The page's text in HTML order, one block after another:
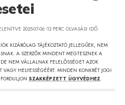
2025-07-06 12 PERC OLVASÁSI IDŐ
KIZÁRÓLAG TÁJÉKOZTATÓ JELLEGŰEK, NEM
A SZERZŐK MINDENT MEGTESZNEK A
NEM VÁLLALNAK FELELŐSSÉGET AZOK
VAGY HELYESSÉGÉÉRT. MINDEN KONKRÉT JOGI
SZAKKÉPZETT ÜGYVÉDHEZ.